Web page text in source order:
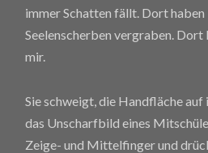
immer Schatten fällt. Dort
Seelenscherben vergraben. Dort
mir.
Sie schweigt, die Handfläche
das Unscharfbild eines
Zeige- und Mittelfinger und